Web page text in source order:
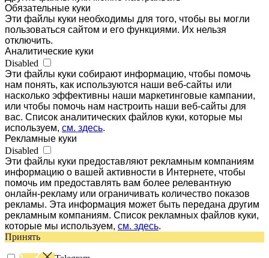
Обязательные куки
Эти файлы куки необходимы для того, чтобы вы могли
пользоваться сайтом и его функциями. Их нельзя
отключить.
Аналитические куки
Disabled
Эти файлы куки собирают информацию, чтобы помочь
нам понять, как используются наши веб-сайты или
насколько эффективны наши маркетинговые кампании,
или чтобы помочь нам настроить наши веб-сайты для
вас. Список аналитических файлов куки, которые мы
используем, см. здесь.
Рекламные куки
Disabled
Эти файлы куки предоставляют рекламным компаниям
информацию о вашей активности в Интернете, чтобы
помочь им предоставлять вам более релевантную
онлайн-рекламу или ограничивать количество показов
рекламы. Эта информация может быть передана другим
рекламным компаниям. Список рекламных файлов куки,
которые мы используем, см. здесь.
Принять